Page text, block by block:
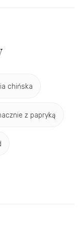
chińska
z papryką